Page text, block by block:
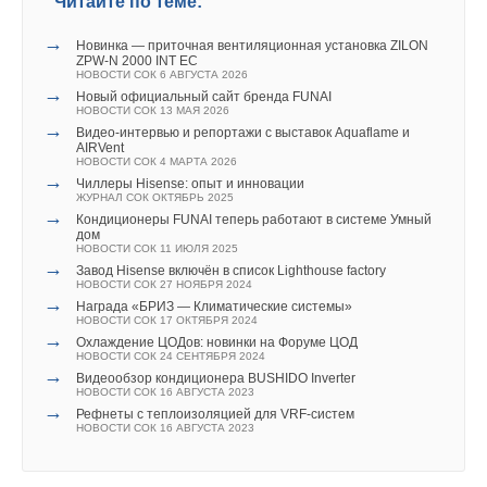
→
Новинка — приточная вентиляционная установка ZILON
ZPW-N 2000 INT EC
НОВОСТИ СОК 6 АВГУСТА 2026
→ Новый официальный сайт бренда FUNAI
НОВОСТИ СОК 13 МАЯ 2026
→
Видео-интервью и репортажи с выставок Aquaflame и
AIRVent
НОВОСТИ СОК 4 МАРТА 2026
→ Чиллеры Hisense: опыт и инновации
ЖУРНАЛ СОК ОКТЯБРЬ 2025
→
Кондиционеры FUNAI теперь работают в системе Умный
дом
НОВОСТИ СОК 11 ИЮЛЯ 2025
→ Завод Hisense включён в список Lighthouse factory
НОВОСТИ СОК 27 НОЯБРЯ 2024
→ Награда «БРИЗ — Климатические системы»
НОВОСТИ СОК 17 ОКТЯБРЯ 2024
→ Охлаждение ЦОДов: новинки на Форуме ЦОД
НОВОСТИ СОК 24 СЕНТЯБРЯ 2024
→ Видеообзор кондиционера BUSHIDO Inverter
НОВОСТИ СОК 16 АВГУСТА 2023
→ Рефнеты с теплоизоляцией для VRF-систем
НОВОСТИ СОК 16 АВГУСТА 2023
Официальный сайт:https://arwe-expo.ru/
Фонд Росконгресс—социально ориентированный
нефинансовый институт развития, крупнейший
организатор международных, конгрессных, выставочных,
деловых, общественных, спортивных мероприятий
и событий в области культуры, созданный
в соответствии с решением Президента Российской
Федерации.
Фонд учрежден в 2007 году с целью содействия развитию
экономического потенциала, продвижения национальных
интересов и укрепления имиджа России. Фонд
всесторонне изучает, анализирует, формирует
и освещает вопросы российской и глобальной